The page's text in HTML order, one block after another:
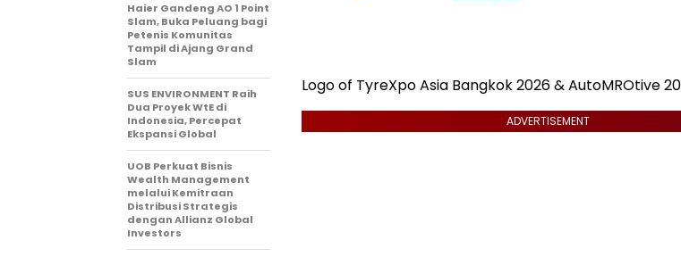
Logo of TyreXpo Asia Bangkok 2026 & AutoMROtive
ADVERTISEMENT
Haier Gandeng AO 1 Point
Slam, Buka Peluang bagi
Petenis Komunitas
Tampil di Ajang Grand
Slam
SUS ENVIRONMENT Raih
Dua Proyek WtE di
Indonesia, Percepat
Ekspansi Global
UOB Perkuat Bisnis
Wealth Management
melalui Kemitraan
Distribusi Strategis
dengan Allianz Global
Investors